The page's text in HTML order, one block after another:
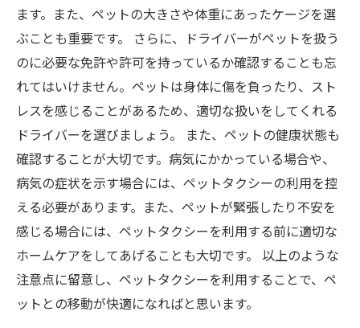
ます。また、ペットの大きさや体重にあったケージを選
ぶことも重要です。 さらに、ドライバーがペットを扱う
のに必要な免許や許可を持っているか確認することも忘
れてはいけません。ペットは身体に傷を負ったり、スト
レスを感じることがあるため、適切な扱いをしてくれる
ドライバーを選びましょう。 また、ペットの健康状態も
確認することが大切です。病気にかかっている場合や、
病気の症状を示す場合には、ペットタクシーの利用を控
える必要があります。また、ペットが緊張したり不安を
感じる場合には、ペットタクシーを利用する前に適切な
ホームケアをしてあげることも大切です。 以上のような
注意点に留意し、ペットタクシーを利用することで、ペ
ットとの移動が快適になればと思います。